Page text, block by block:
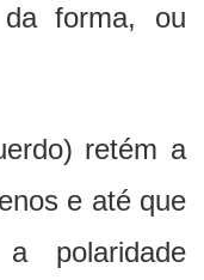
forma, ou
retém a
e até que
polaridade